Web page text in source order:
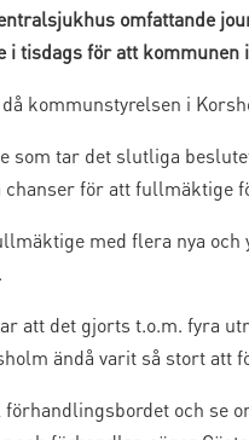
omfattande
i tisdags för att
kommunstyrelsen i
som tar det slutliga
chanser för att fullmäktige
med flera nya
att det gjorts t.o.m. fyra
ändå varit så stort att
och se